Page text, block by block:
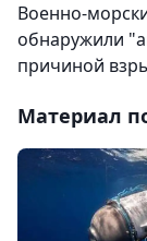
Военно-
обнаружили
причиной
Материал